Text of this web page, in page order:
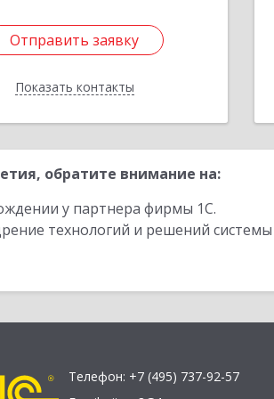
Отправить заявку
Показать контакты
Отправить заявку
Назад
обратите внимание на:
у партнера фирмы 1С.
технологий и решений
Телефон: +7 (495) 737-92-57